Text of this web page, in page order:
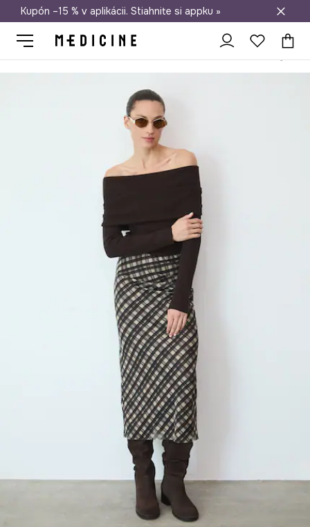
Doprava zadarmo od 50 €
Kupón –15 % v aplikácii. Stiahnite si appku »